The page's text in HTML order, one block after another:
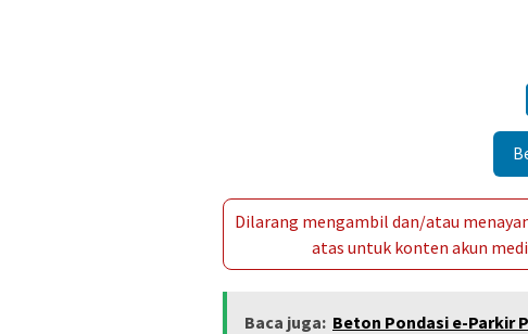
Dilarang mengambil dan/atau
atas untuk konten akun
Baca juga: Beton Pondasi e-Parkir